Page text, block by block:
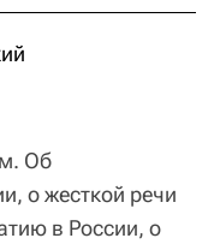
Об
о жесткой речи
в России, о